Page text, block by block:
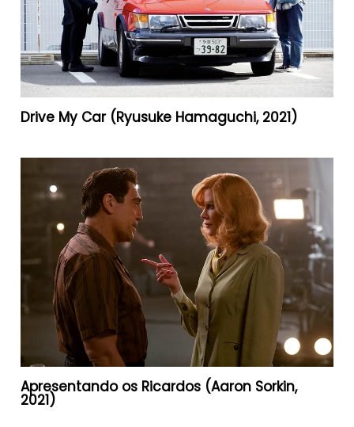
Drive My Car (Ryusuke Hamaguchi, 2021)
Apresentando os Ricardos (Aaron Sorkin,
2021)